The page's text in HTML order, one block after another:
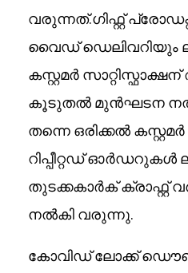
വരുന്നത്.ഗിഫ്റ്റ്
വൈഡ് ഡെലിവറിയും
കസ്റ്റമർ
കൂടുതൽ മുൻഘടന
തന്നെ ഒരിക്കൽ
റിപ്പീറ്റഡ് ഓർഡറുകൾ
തുടക്കകാർക് ക്രാഫ്റ്റ്
നൽകി വരുന്നു.
കോവിഡ് ലോക്ക്